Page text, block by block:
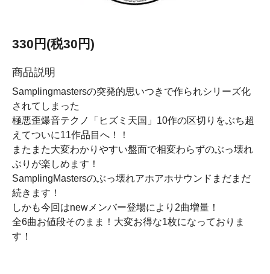
330円(税30円)
商品説明
Samplingmastersの突発的思いつきで作られシリーズ化
されてしまった
極悪歪爆音テクノ「ヒズミ天国」10作の区切りをぶち超
えてついに11作品目へ！！
またまた大変わかりやすい盤面で相変わらずのぶっ壊れ
ぶりが楽しめます！
SamplingMastersのぶっ壊れアホアホサウンドまだまだ
続きます！
しかも今回はnewメンバー登場により2曲増量！
全6曲お値段そのまま！大変お得な1枚になっておりま
す！